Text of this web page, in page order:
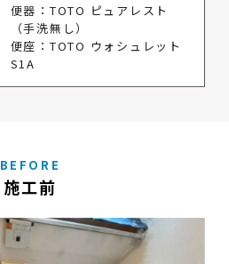
便器：TOTO ピュアレスト
（手洗無し）
便座：TOTO ウォシュレット
S1A
BEFORE
施工前